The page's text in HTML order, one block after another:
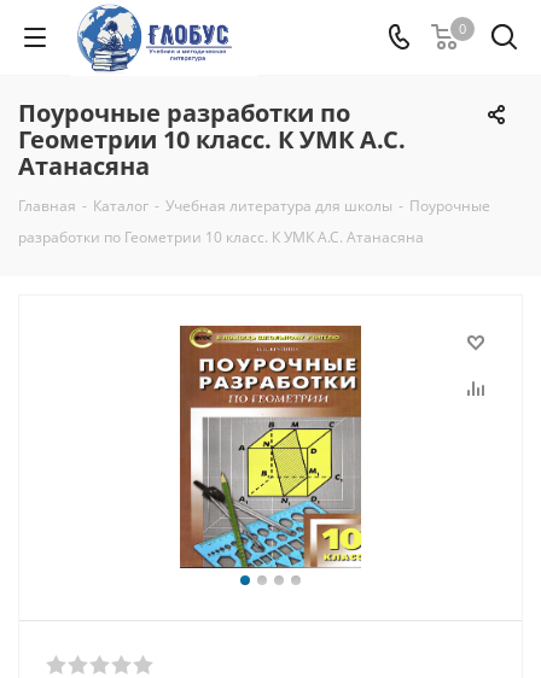
0
Поурочные разработки по
Геометрии 10 класс. К УМК А.С.
Атанасяна
Главная - Каталог - Учебная литература для школы - Поурочные
разработки по Геометрии 10 класс. К УМК А.С. Атанасяна